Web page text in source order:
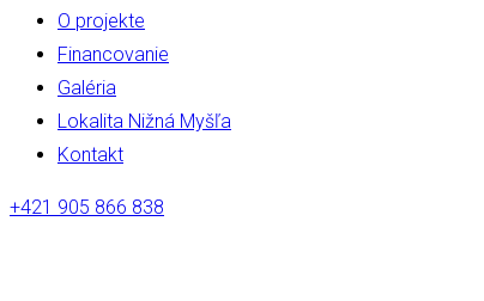
O projekte
Financovanie
Galéria
Lokalita Nižná Myšľa
Kontakt
+421 905 866 838